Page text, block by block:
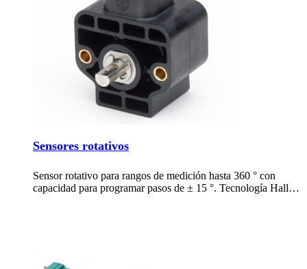
Sensores rotativos
Sensor rotativo para rangos de medición hasta 360 ° con
capacidad para programar pasos de ± 15 °. Tecnología Hall…